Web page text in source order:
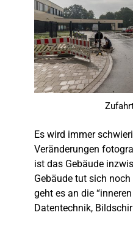
Es wird immer
Veränderungen
ist das Gebäude
Gebäude tut sich
geht es an die
Datentechnik,